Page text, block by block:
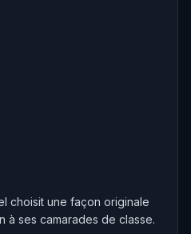
choisit une façon originale
à ses camarades de classe.